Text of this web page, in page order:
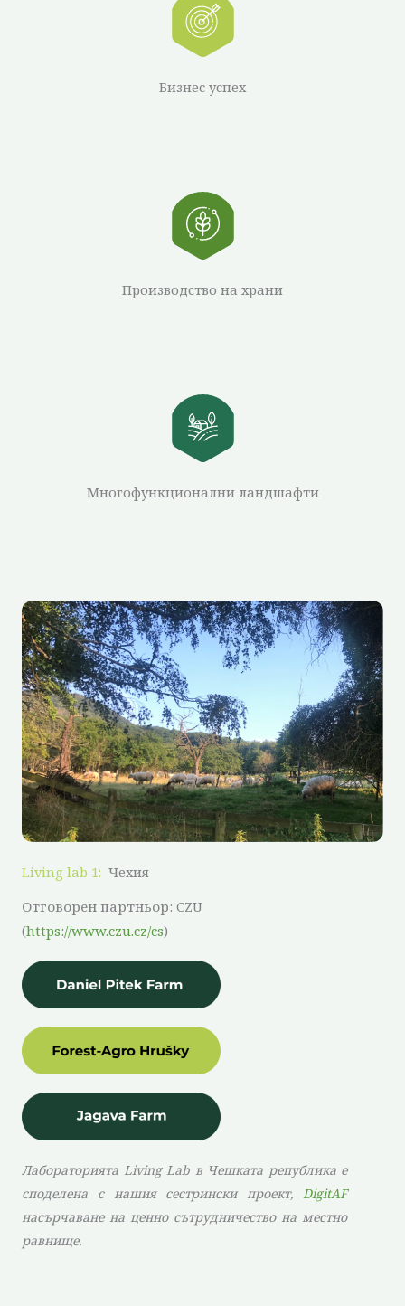
Бизнес успех
Производство на храни
Многофункционални ландшафти
Living lab 1: Чехия
Отговорен партньор: CZU
(https://www.czu.cz/cs)
Лабораторията Living Lab в Чешката република е
споделена с нашия сестрински проект,
DigitAF
насърчаване на ценно сътрудничество на местно
равнище.